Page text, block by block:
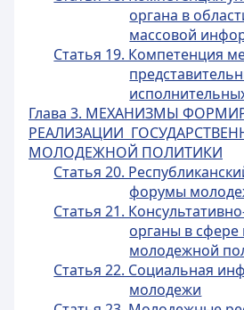
органа в
массовой
Статья 19. Компетенция
Глава 3. МЕХАНИЗМЫ
РЕАЛИЗАЦИИ
МОЛОДЕЖНОЙ ПОЛИТИКИ
Статья 20.
форумы
Статья 21.
органы в сфере
молодежной
Статья 22. Социальная
молодежи